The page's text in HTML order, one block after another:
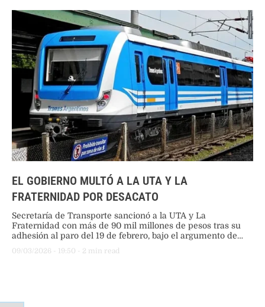
EL GOBIERNO MULTÓ A LA UTA Y LA
FRATERNIDAD POR DESACATO
Secretaría de Transporte sancionó a la UTA y La
Fraternidad con más de 90 mil millones de pesos tras su
adhesión al paro del 19 de febrero, bajo el argumento de
que vulneraron el procedimiento legal en una actividad
esencial.
09/03/2026 - 19:50 - 2 min read